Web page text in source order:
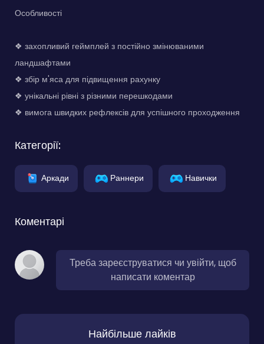
Особливості
❖ захопливий геймплей з постійно змінюваними
ландшафтами
❖ збір м'яса для підвищення рахунку
❖ унікальні рівні з різними перешкодами
❖ вимога швидких рефлексів для успішного проходження
Категорії:
Аркади Раннери Навички
Коментарі
Треба зареєструватися чи увійти, щоб
написати коментар
Найбільше лайків